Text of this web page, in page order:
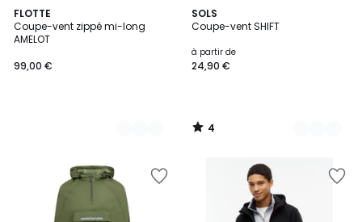
FLOTTE
Coupe-vent zippé mi-long
AMELOT
99,00 €
2
Couleurs
SOLS
Coupe-vent SHIFT
à partir de
24,90 €
4
/
5
Couleurs
4
/